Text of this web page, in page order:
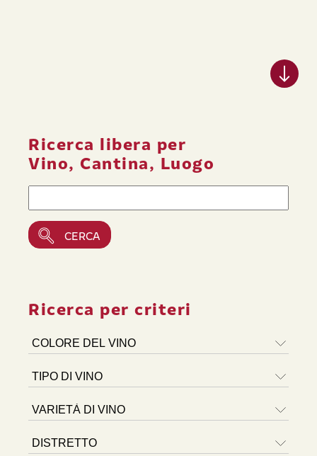
Ricerca libera per
Vino, Cantina, Luogo
Ricerca per criteri